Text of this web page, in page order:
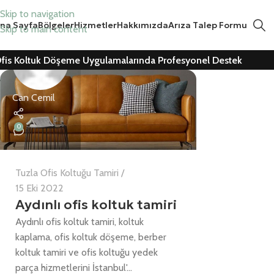
Skip to navigation
Skip to main content
SayfaBölgelerHizmetlerHakkımızdaArıza Talep Formu
Koltuk Döşeme Uygulamalarında Profesyonel Destek
Can Cemil
0
Tuzla Ofis Koltuğu Tamiri
15 Eki 2022
Aydınlı ofis koltuk tamiri
Aydınlı ofis koltuk tamiri, koltuk
kaplama, ofis koltuk döşeme, berber
koltuk tamiri ve ofis koltuğu yedek
parça hizmetlerini İstanbul'...